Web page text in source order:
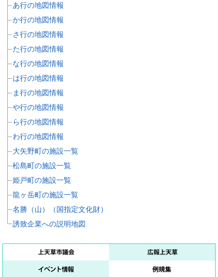
あ行の地図情報
か行の地図情報
さ行の地図情報
た行の地図情報
な行の地図情報
は行の地図情報
ま行の地図情報
や行の地図情報
ら行の地図情報
わ行の地図情報
大矢野町の施設一覧
松島町の施設一覧
姫戸町の施設一覧
龍ヶ岳町の施設一覧
名勝（山）（国指定文化財）
誘致企業への説明地図